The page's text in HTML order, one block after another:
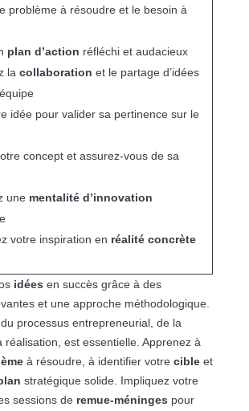
problème à résoudre et le besoin à
plan d’action réfléchi et audacieux
la collaboration et le partage d’idées
idée pour valider sa pertinence sur le
concept et assurez-vous de sa
une mentalité d’innovation
votre inspiration en réalité concrète
idées en succès grâce à des
et une approche méthodologique.
processus entrepreneurial, de la
réalisation, est essentielle. Apprenez à
à résoudre, à identifier votre cibleet
stratégique solide. Impliquez votre
sessions de remue-méninges pour